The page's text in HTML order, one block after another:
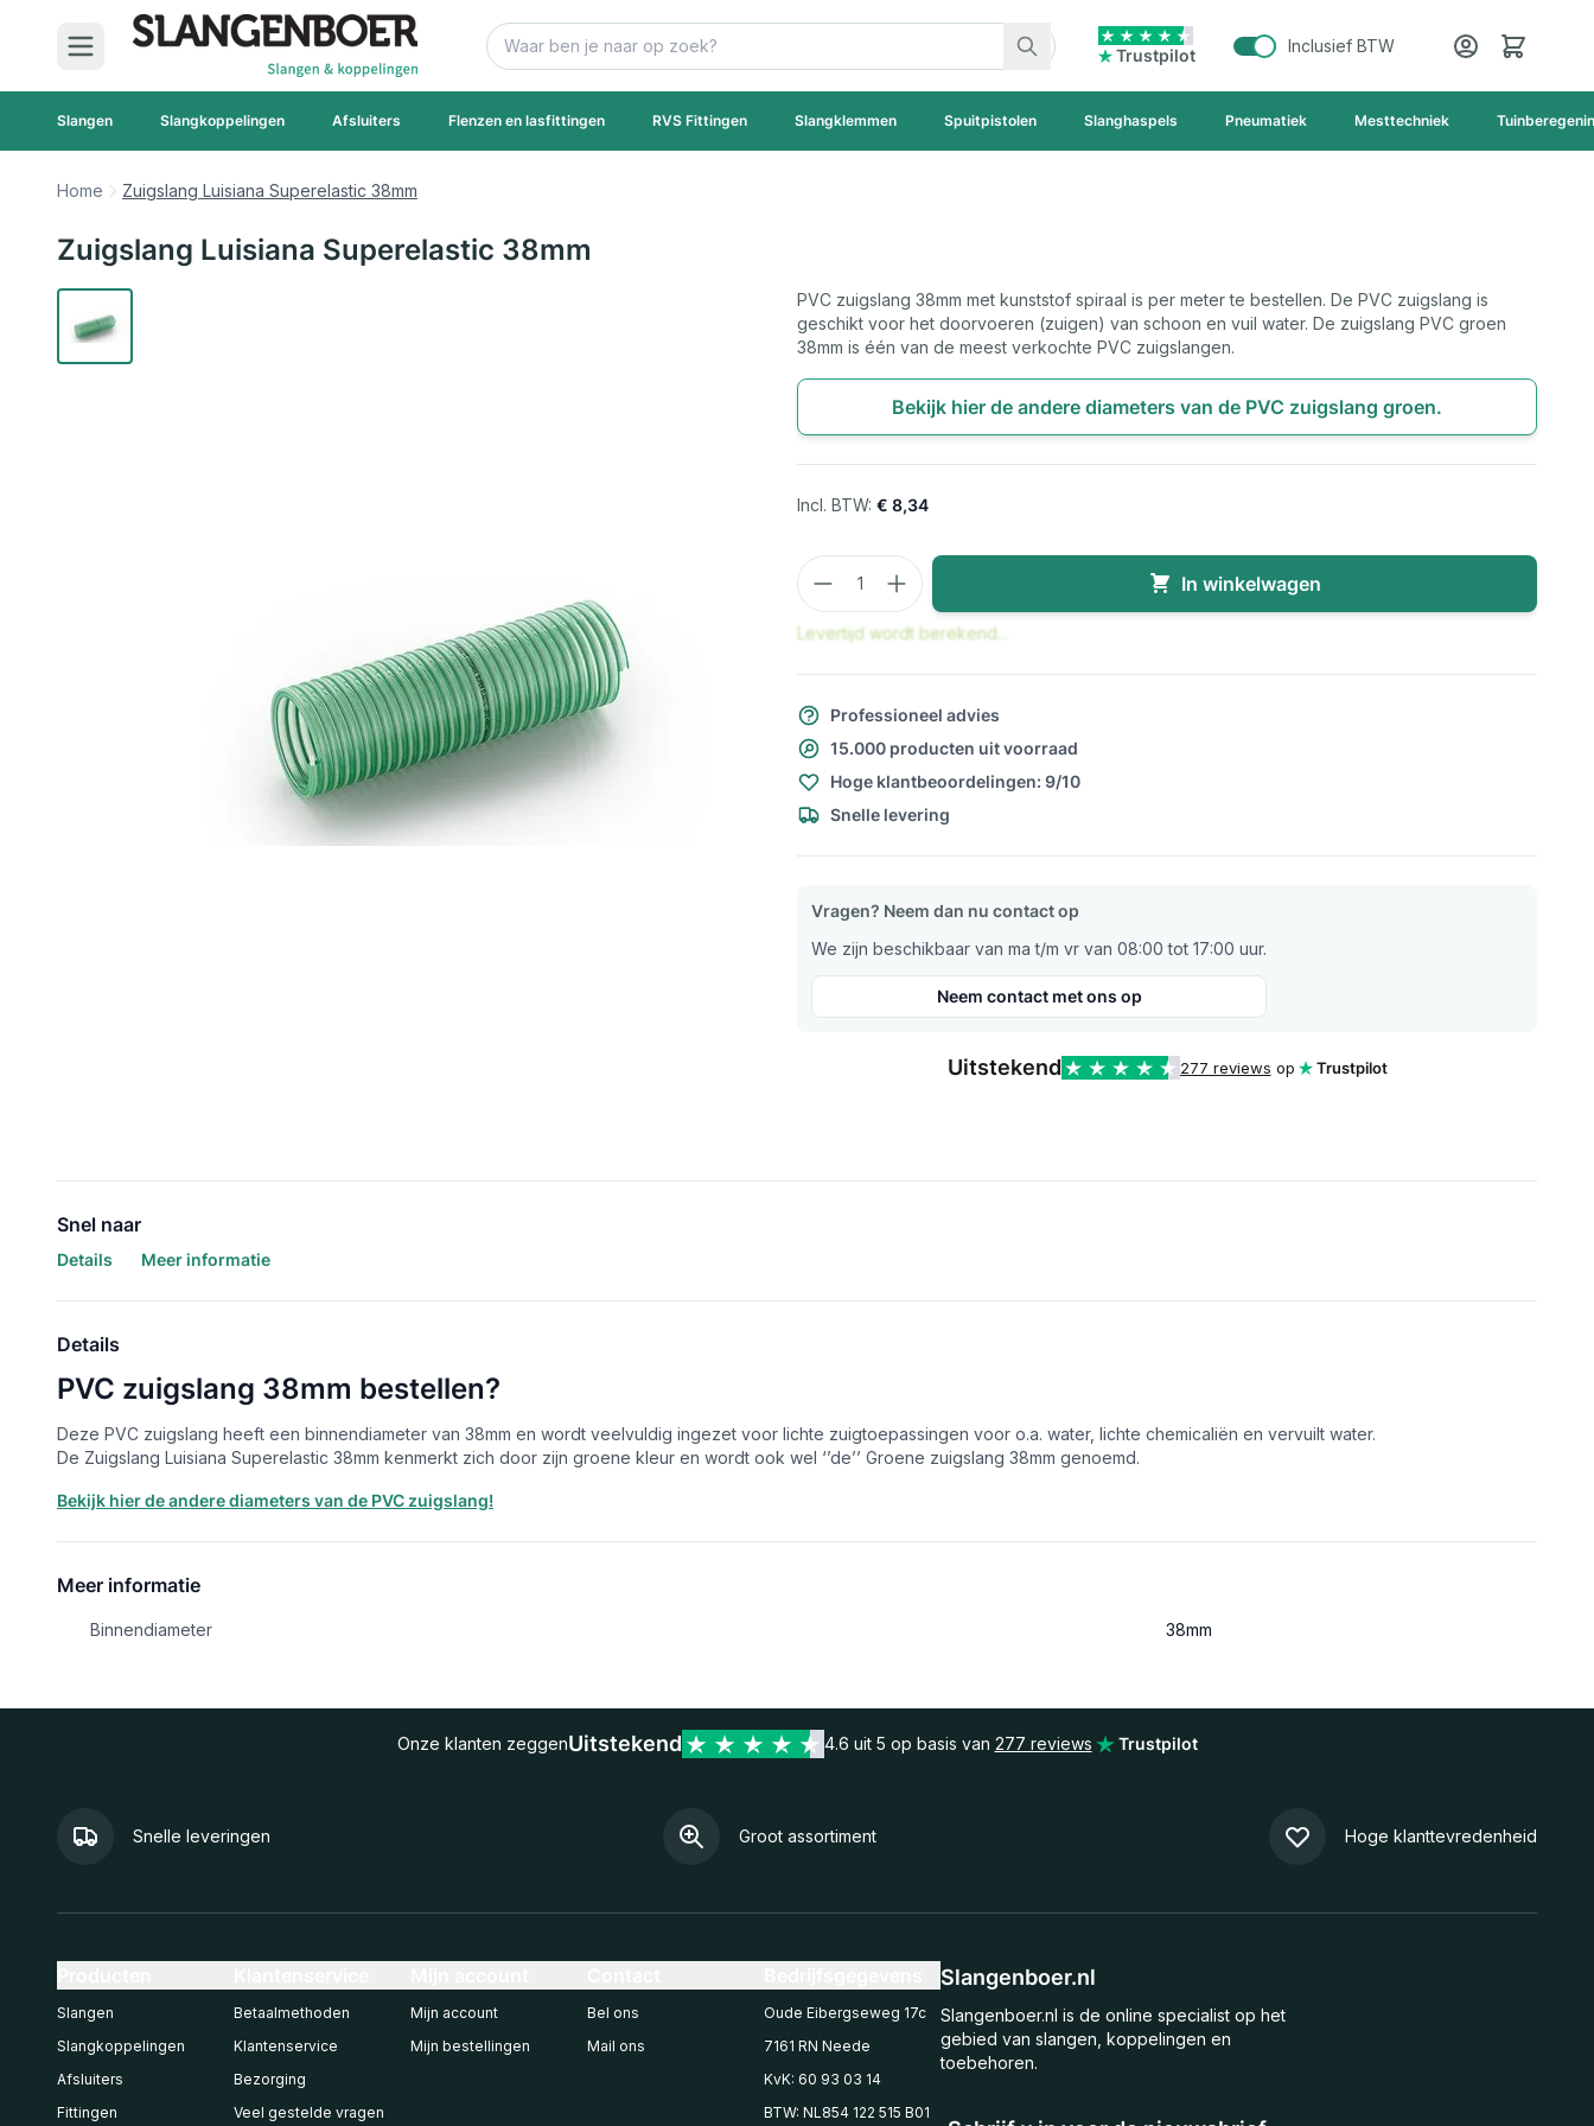
Ga naar de inhoud
Zoek
Trustpilot
Inclusief BTW Cart
Slangen Slangkoppelingen Afsluiters Flenzen en lasfittingen RVS Fittingen Slangklemmen Spuitpistolen Slanghaspels Pneumatiek Mesttechniek
Home Zuigslang Luisiana Superelastic 38mm
Zuigslang Luisiana Superelastic 38mm
PVC zuigslang 38mm met kunststof spiraal is per meter te bestellen. De PVC zuigslang is
geschikt voor het doorvoeren (zuigen) van schoon en vuil water. De zuigslang PVC groen
38mm is één van de meest verkochte PVC zuigslangen.
Bekijk hier de andere diameters van de PVC zuigslang groen.
€ 8,34
Aantal
In winkelwagen
Levertijd wordt berekend...
Professioneel advies
15.000 producten uit voorraad
Hoge klantbeoordelingen: 9/10
Snelle levering
Vragen? Neem dan nu contact op
We zijn beschikbaar van ma t/m vr van 08:00 tot 17:00 uur.
Neem contact met ons op
Uitstekend 277 reviews op Trustpilot
Snel naar
Details Meer informatie
Details
PVC zuigslang 38mm bestellen?
Deze PVC zuigslang heeft een binnendiameter van 38mm en wordt veelvuldig ingezet voor lichte zuigtoepassingen voor o.a. water, lichte chemicaliën en vervuilt water.
De Zuigslang Luisiana Superelastic 38mm kenmerkt zich door zijn groene kleur en wordt ook wel ‘’de’’ Groene zuigslang 38mm genoemd.
Bekijk hier de andere diameters van de PVC zuigslang!
Meer informatie
Binnendiameter 38mm
Onze klanten zeggenUitstekend 4.6 uit 5 op basis van 277 reviews Trustpilot
Snelle leveringen Groot assortiment Hoge klanttevredenheid
Slangenboer.nl
Slangenboer.nl is de online specialist op het
gebied van slangen, koppelingen en
toebehoren.
Slangen
Slangkoppelingen
Afsluiters
Fittingen
Betaalmethoden
Klantenservice
Bezorging
Veel gestelde vragen
Mijn account
Mijn bestellingen
Bel ons
Mail ons
Oude Eibergseweg 17c
7161 RN Neede
KvK: 60 93 03 14
BTW: NL854 122 515 B01